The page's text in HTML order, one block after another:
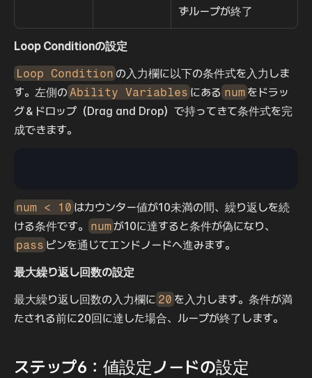
ずループが終了
Loop Conditionの設定
Loop Condition の入力欄に以下の条件式を入力しま
す。左側の Ability Variables にある num をドラッ
グ＆ドロップ（Drag and Drop）で持ってきて条件式を完
成できます。
num < 10 はカウンター値が10未満の間、繰り返しを続
ける条件です。
numが10に達すると条件が偽になり、
pass ピンを通じてエンドノードへ進みます。
最大繰り返し回数の設定
最大繰り返し回数の入力欄に 20 を入力します。条件が満
たされる前に20回に達した場合、ループが終了します。
ステップ6：値設定ノードの設定